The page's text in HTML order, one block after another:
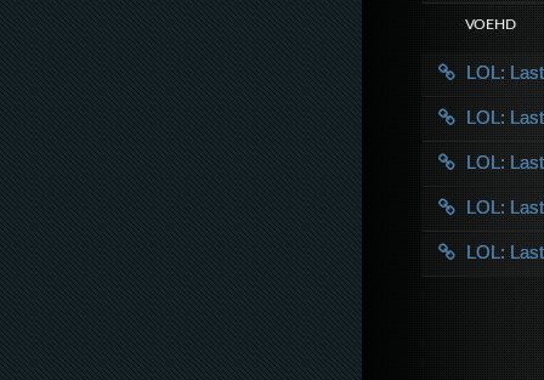
VOE HD
LOL:
LOL:
LOL:
LOL:
LOL: